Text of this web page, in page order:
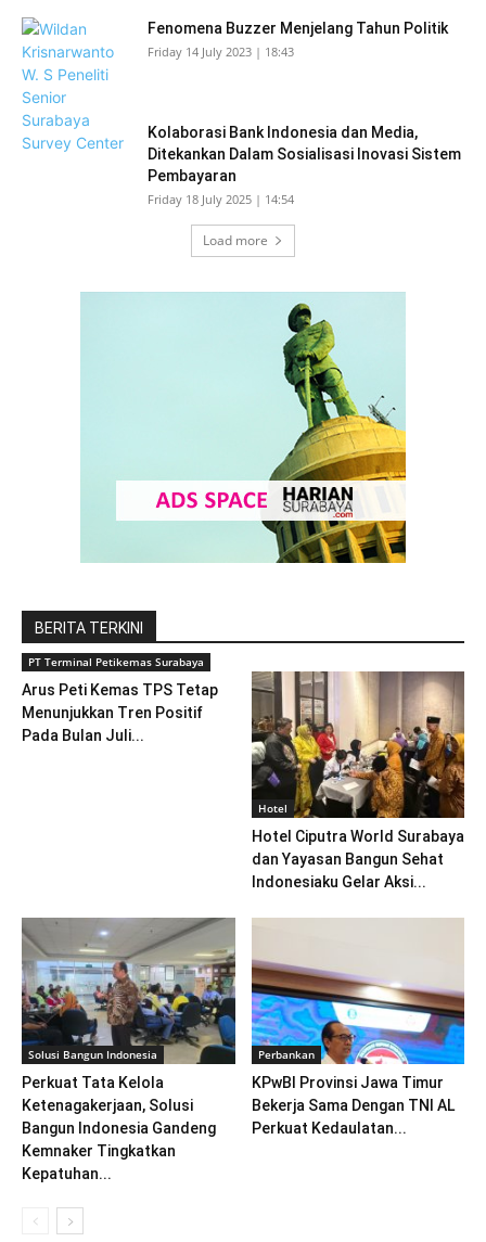
Fenomena Buzzer Menjelang Tahun Politik
Friday 14 July 2023 | 18:43
Kolaborasi Bank Indonesia dan Media,
Ditekankan Dalam Sosialisasi Inovasi Sistem
Pembayaran
Friday 18 July 2025 | 14:54
Load more
BERITA TERKINI
PT Terminal Petikemas Surabaya
Arus Peti Kemas TPS Tetap
Menunjukkan Tren Positif
Pada Bulan Juli...
Hotel
Hotel Ciputra World Surabaya
dan Yayasan Bangun Sehat
Indonesiaku Gelar Aksi...
Solusi Bangun Indonesia
Perkuat Tata Kelola
Ketenagakerjaan, Solusi
Bangun Indonesia Gandeng
Kemnaker Tingkatkan
Kepatuhan...
Perbankan
KPwBI Provinsi Jawa Timur
Bekerja Sama Dengan TNI AL
Perkuat Kedaulatan...